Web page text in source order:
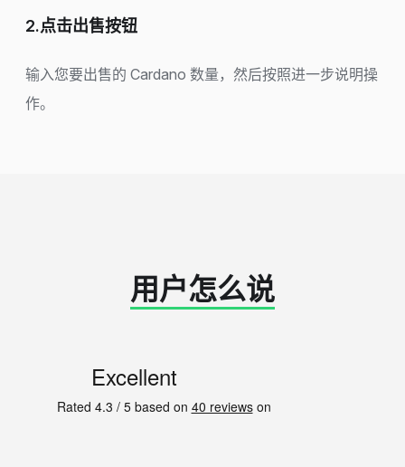
2.点击出售按钮
输入您要出售的 Cardano 数量，然后按照进一步说明操
作。
用户怎么说